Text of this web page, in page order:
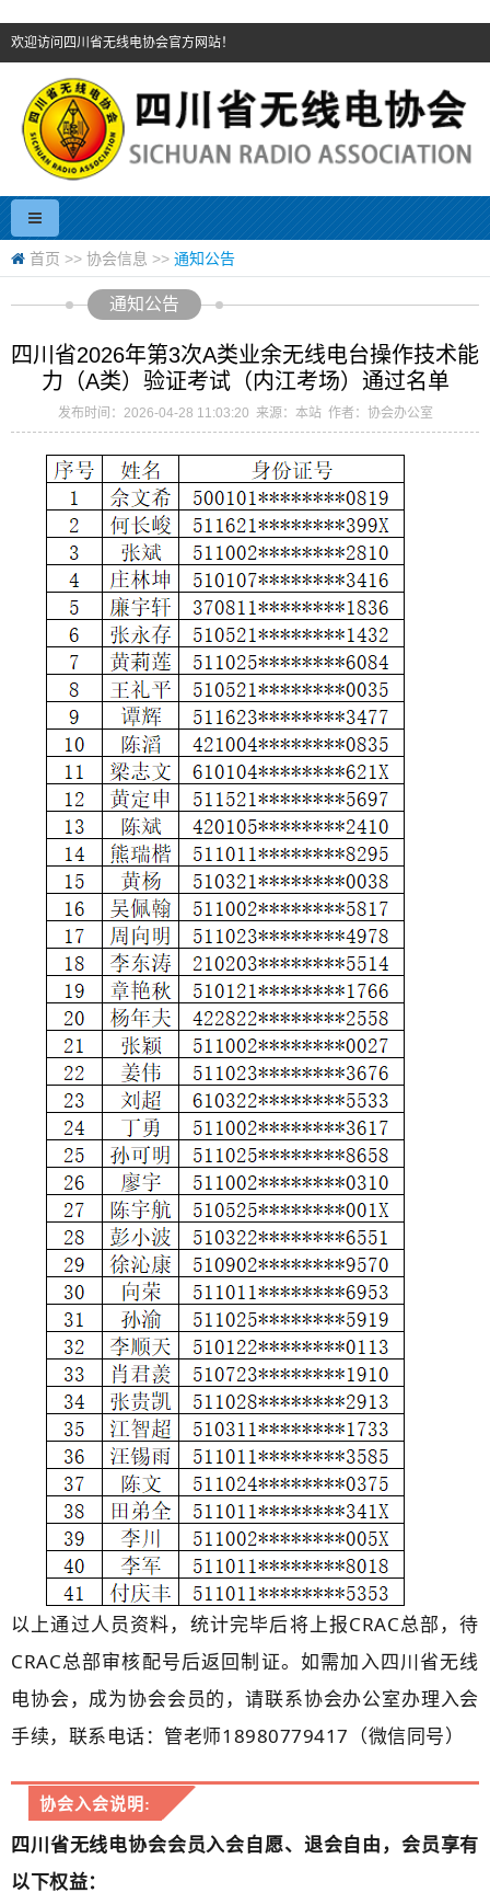
欢迎访问四川省无线电协会官方网站！
首页 >> 协会信息 >> 通知公告
通知公告
四川省2026年第3次A类业余无线电台操作技术能
力（A类）验证考试（内江考场）通过名单
发布时间：2026-04-28 11:03:20 来源：本站 作者：协会办公室
以上通过人员资料，统计完毕后将上报CRAC总部，待
CRAC总部审核配号后返回制证。如需加入四川省无线
电协会，成为协会会员的，请联系协会办公室办理入会
手续，联系电话：管老师18980779417（微信同号）
协会入会说明:
四川省无线电协会会员入会自愿、退会自由，会员享有
以下权益：